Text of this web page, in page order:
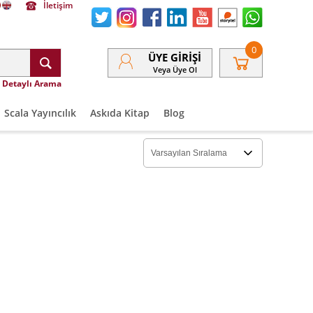
İletişim
Detaylı Arama
ÜYE GIRIŞI
Veya Üye Ol
0
Scala Yayıncılık Askıda Kitap Blog